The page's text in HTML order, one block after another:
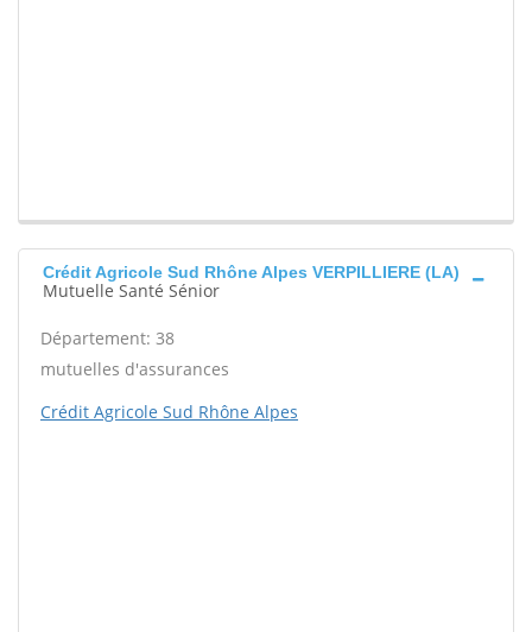
Crédit Agricole Sud Rhône Alpes VERPILLIERE (LA)
Mutuelle Santé Sénior
Département: 38
mutuelles d'assurances
Crédit Agricole Sud Rhône Alpes